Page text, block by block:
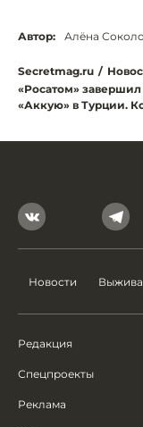
Автор: Алёна
Secretmag.ru /
«Росатом» завершил
«Аккую» в Турции.
Новости
Редакция
Спецпроекты
Реклама